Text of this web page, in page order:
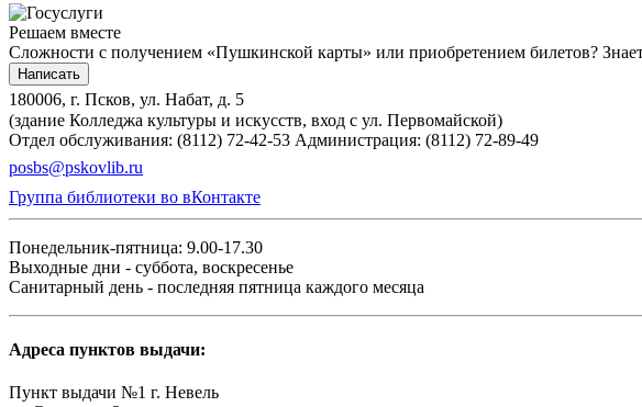
Решаем вместе
Сложности с получением «Пушкинской карты» или приобретением билетов?
Написать
180006, г. Псков, ул. Набат, д. 5
(здание Колледжа культуры и искусств, вход с ул. Первомайской)
Отдел обслуживания: (8112) 72-42-53 Администрация: (8112) 72-89-49
posbs@pskovlib.ru
Группа библиотеки во вКонтакте
Понедельник-пятница: 9.00-17.30
Выходные дни - суббота, воскресенье
Санитарный день - последняя пятница каждого месяца
Адреса пунктов выдачи:
Пункт выдачи №1 г. Невель